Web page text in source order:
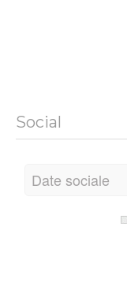
Social
Date sociale